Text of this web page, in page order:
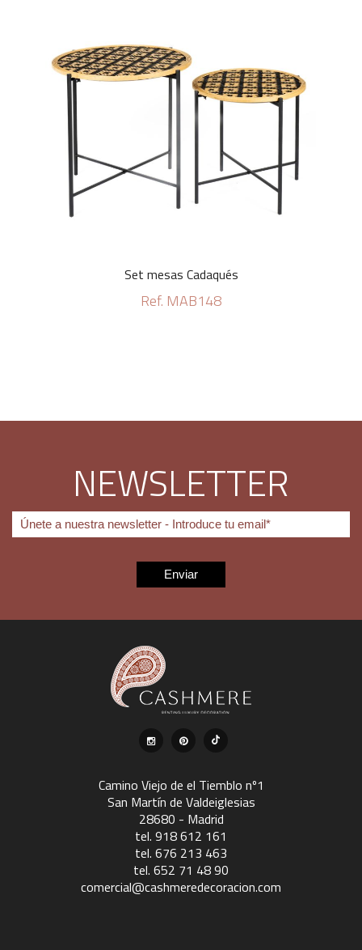
Set mesas Cadaqués
Ref. MAB148
NEWSLETTER
Camino Viejo de el Tiemblo nº1
San Martín de Valdeiglesias
28680 - Madrid
tel. 918 612 161
tel. 676 213 463
tel. 652 71 48 90
comercial@cashmeredecoracion.com